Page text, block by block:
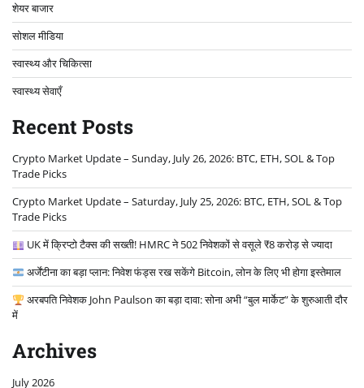
शेयर बाजार
सोशल मीडिया
स्वास्थ्य और चिकित्सा
स्वास्थ्य सेवाएँ
Recent Posts
Crypto Market Update – Sunday, July 26, 2026: BTC, ETH, SOL & Top
Trade Picks
Crypto Market Update – Saturday, July 25, 2026: BTC, ETH, SOL & Top
Trade Picks
UK में क्रिप्टो टैक्स की सख्ती! HMRC ने 502 निवेशकों से वसूले ₹8 करोड़ से ज्यादा
अर्जेंटीना का बड़ा प्लान: निवेश फंड्स रख सकेंगे Bitcoin, लोन के लिए भी होगा इस्तेमाल
अरबपति निवेशक John Paulson का बड़ा दावा: सोना अभी “बुल मार्केट” के शुरुआती दौर
में
Archives
July 2026